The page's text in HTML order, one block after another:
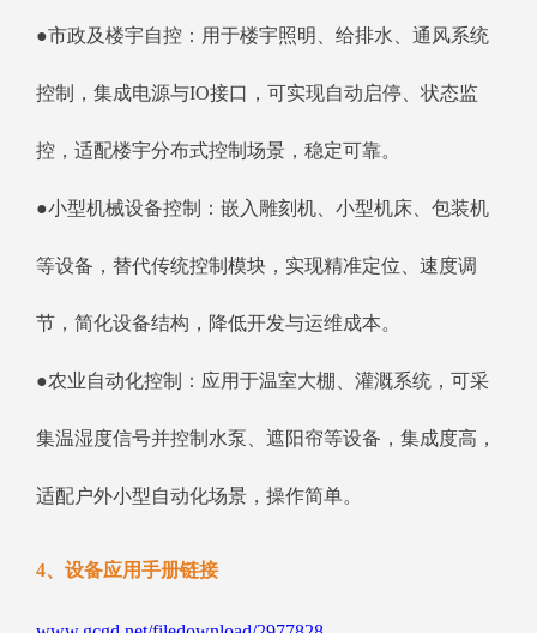
●市政及楼宇自控：用于楼宇照明、给排水、通风系统
控制，集成电源与IO接口，可实现自动启停、状态监
控，适配楼宇分布式控制场景，稳定可靠。
●小型机械设备控制：嵌入雕刻机、小型机床、包装机
等设备，替代传统控制模块，实现精准定位、速度调
节，简化设备结构，降低开发与运维成本。
●农业自动化控制：应用于温室大棚、灌溉系统，可采
集温湿度信号并控制水泵、遮阳帘等设备，集成度高，
适配户外小型自动化场景，操作简单。
4、设备应用手册链接